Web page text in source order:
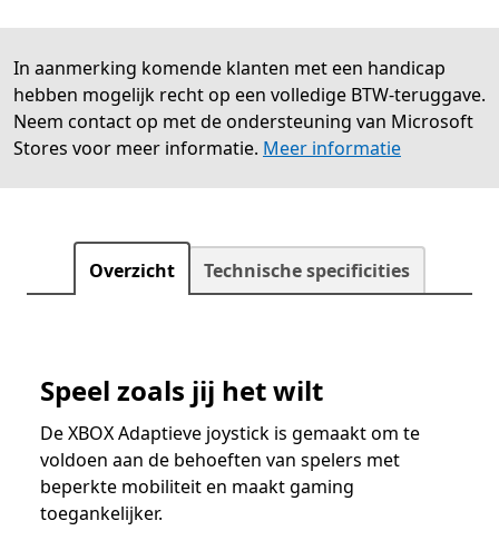
In aanmerking komende klanten met een handicap
hebben mogelijk recht op een volledige BTW-teruggave.
Neem contact op met de ondersteuning van Microsoft
Stores voor meer informatie. Meer informatie
Overzicht Technische specificities
Speel zoals jij het wilt
De XBOX Adaptieve joystick is gemaakt om te
voldoen aan de behoeften van spelers met
beperkte mobiliteit en maakt gaming
toegankelijker.